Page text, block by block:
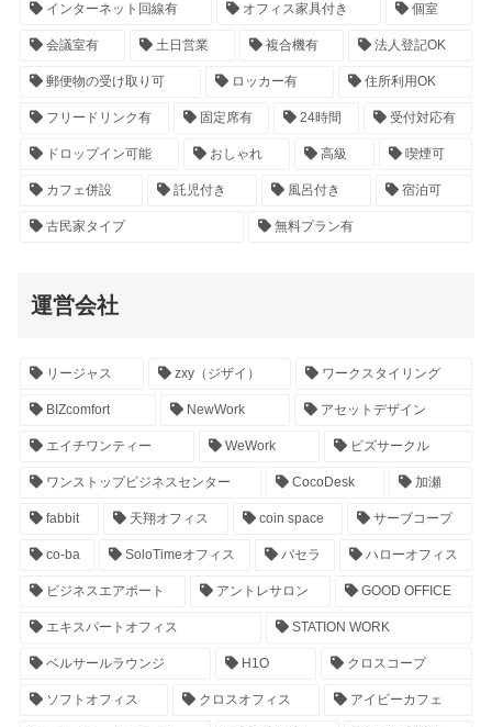
インターネット回線有 オフィス家具付き 個室
会議室有 土日営業 複合機有 法人登記OK
郵便物の受け取り可 ロッカー有 住所利用OK
フリードリンク有 固定席有 24時間 受付対応有
ドロップイン可能 おしゃれ 高級 喫煙可
カフェ併設 託児付き 風呂付き 宿泊可
古民家タイプ 無料プラン有
運営会社
リージャス zxy（ジザイ） ワークスタイリング
BIZcomfort NewWork アセットデザイン
エイチワンティー WeWork ビズサークル
ワンストップビジネスセンター CocoDesk 加瀬
fabbit 天翔オフィス coin space サーブコープ
co-ba SoloTimeオフィス パセラ ハローオフィス
ビジネスエアポート アントレサロン GOOD OFFICE
エキスパートオフィス STATION WORK
ベルサールラウンジ H1O クロスコープ
ソフトオフィス クロスオフィス アイビーカフェ